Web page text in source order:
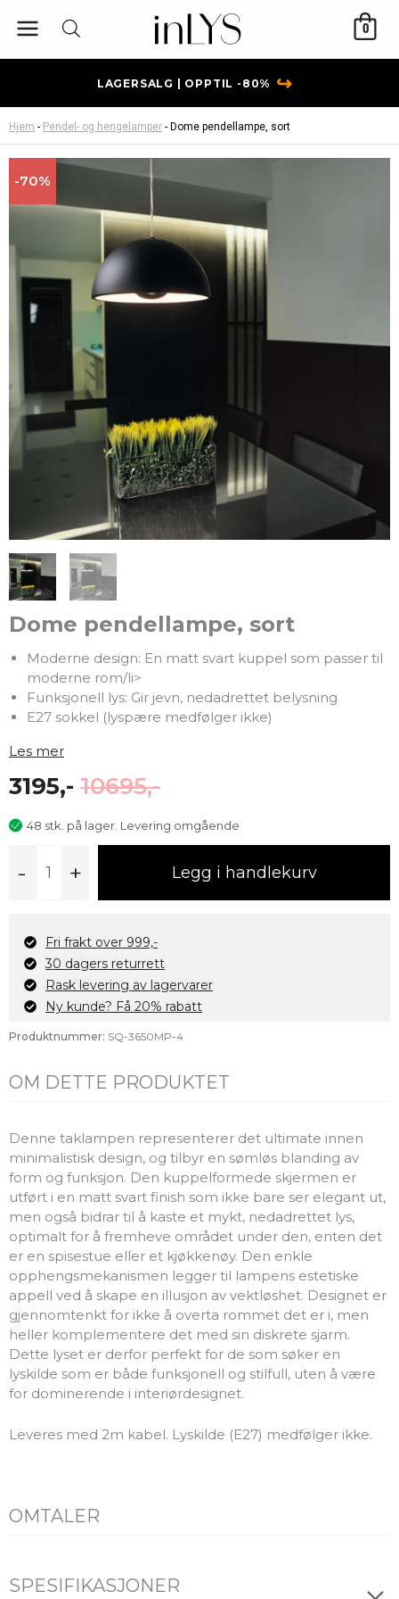
rett
0
LAGERSALG | OPPTIL -80% ↪
Hjem - Pendel- og hengelamper - Dome pendellampe, sort
-70%
Dome pendellampe, sort
Moderne design: En matt svart kuppel som passer til
moderne rom/li>
Funksjonell lys: Gir jevn, nedadrettet belysning
E27 sokkel (lyspære medfølger ikke)
Les mer
3195,- 10695,-
48 stk. på lager. Levering omgående
-
pendellampe,
+ Legg i handlekurv
Fri frakt over 999,-
30 dagers returrett
Rask levering av lagervarer
Ny kunde? Få 20% rabatt
Produktnummer: SQ-3650MP-4
OM DETTE PRODUKTET
Denne taklampen representerer det ultimate innen
minimalistisk design, og tilbyr en sømløs blanding av
form og funksjon. Den kuppelformede skjermen er
utført i en matt svart finish som ikke bare ser elegant ut,
men også bidrar til å kaste et mykt, nedadrettet lys,
optimalt for å fremheve området under den, enten det
er en spisestue eller et kjøkkenøy. Den enkle
opphengsmekanismen legger til lampens estetiske
appell ved å skape en illusjon av vektløshet. Designet er
gjennomtenkt for ikke å overta rommet det er i, men
heller komplementere det med sin diskrete sjarm.
Dette lyset er derfor perfekt for de som søker en
lyskilde som er både funksjonell og stilfull, uten å være
for dominerende i interiørdesignet.
Leveres med 2m kabel. Lyskilde (E27) medfølger ikke.
OMTALER
SPESIFIKASJONER